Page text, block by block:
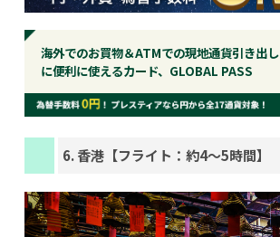
海外でのお買物＆ATMでの現地通貨引き出し
に便利に使えるカード、GLOBAL PASS
6. 香港【フライト：約4〜5時間】